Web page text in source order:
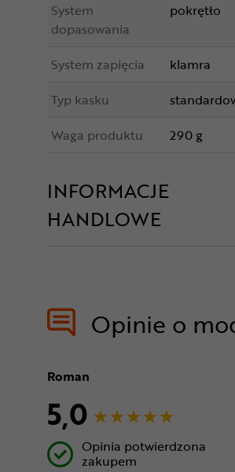
System
dopasowania
pokrętło
System zapięcia
klamra
Typ kasku
Waga produktu
290 g
INFORMACJE
HANDLOWE
Opinie o
Roman
5,0
Opinia potwierdzona
zakupem